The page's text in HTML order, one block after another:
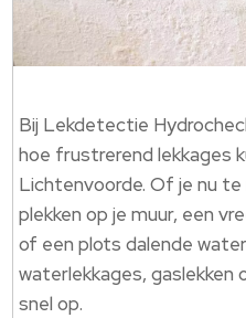
Bij Lekdetectie
hoe frustrerend lekkages
Lichtenvoorde.​ Of je nu
plekken op je muur, een
of een plots dalende
waterlekkages, gaslekken
snel op.​